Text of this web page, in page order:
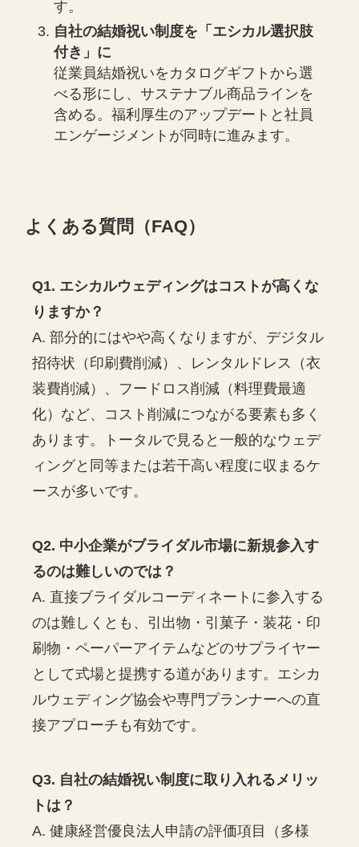
す。
自社の結婚祝い制度を「エシカル選択肢
付き」に
従業員結婚祝いをカタログギフトから選
べる形にし、サステナブル商品ラインを
含める。福利厚生のアップデートと社員
エンゲージメントが同時に進みます。
よくある質問（FAQ）
Q1. エシカルウェディングはコストが高くな
りますか？
A. 部分的にはやや高くなりますが、デジタル
招待状（印刷費削減）、レンタルドレス（衣
装費削減）、フードロス削減（料理費最適
化）など、コスト削減につながる要素も多く
あります。トータルで見ると一般的なウェデ
ィングと同等または若干高い程度に収まるケ
ースが多いです。
Q2. 中小企業がブライダル市場に新規参入す
るのは難しいのでは？
A. 直接ブライダルコーディネートに参入する
のは難しくとも、引出物・引菓子・装花・印
刷物・ペーパーアイテムなどのサプライヤー
として式場と提携する道があります。エシカ
ルウェディング協会や専門プランナーへの直
接アプローチも有効です。
Q3. 自社の結婚祝い制度に取り入れるメリッ
トは？
A. 健康経営優良法人申請の評価項目（多様